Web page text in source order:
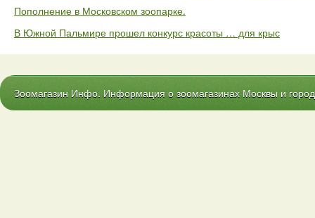
Пополнение в Московском зоопарке.
В Южной Пальмире прошел конкурс красоты … для крыс
Зоомагазин Инфо. Информация о зоомагазинах Москвы и